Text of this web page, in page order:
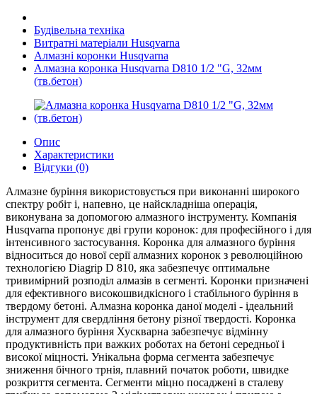
Будівельна техніка
Витратні матеріали Husqvarna
Алмазні коронки Husqvarna
Алмазна коронка Husqvarna D810 1/2 "G, 32мм
(тв.бетон)
Опис
Характеристики
Відгуки (0)
Алмазне буріння використовується при виконанні широкого
спектру робіт і, напевно, це найскладніша операція,
виконувана за допомогою алмазного інструменту. Компанія
Husqvarna пропонує дві групи коронок: для професійного і для
інтенсивного застосування. Коронка для алмазного буріння
відноситься до нової серії алмазних коронок з революційною
технологією Diagrip D 810, яка забезпечує оптимальне
тривимірний розподіл алмазів в сегменті. Коронки призначені
для ефективного високошвидкісного і стабільного буріння в
твердому бетоні. Алмазна коронка даної моделі - ідеальний
інструмент для свердління бетону різної твердості. Коронка
для алмазного буріння Хускварна забезпечує відмінну
продуктивність при важких роботах на бетоні середньої і
високої міцності. Унікальна форма сегмента забезпечує
зниження бічного трнія, плавний початок роботи, швидке
розкриття сегмента. Сегменти міцно посаджені в сталеву